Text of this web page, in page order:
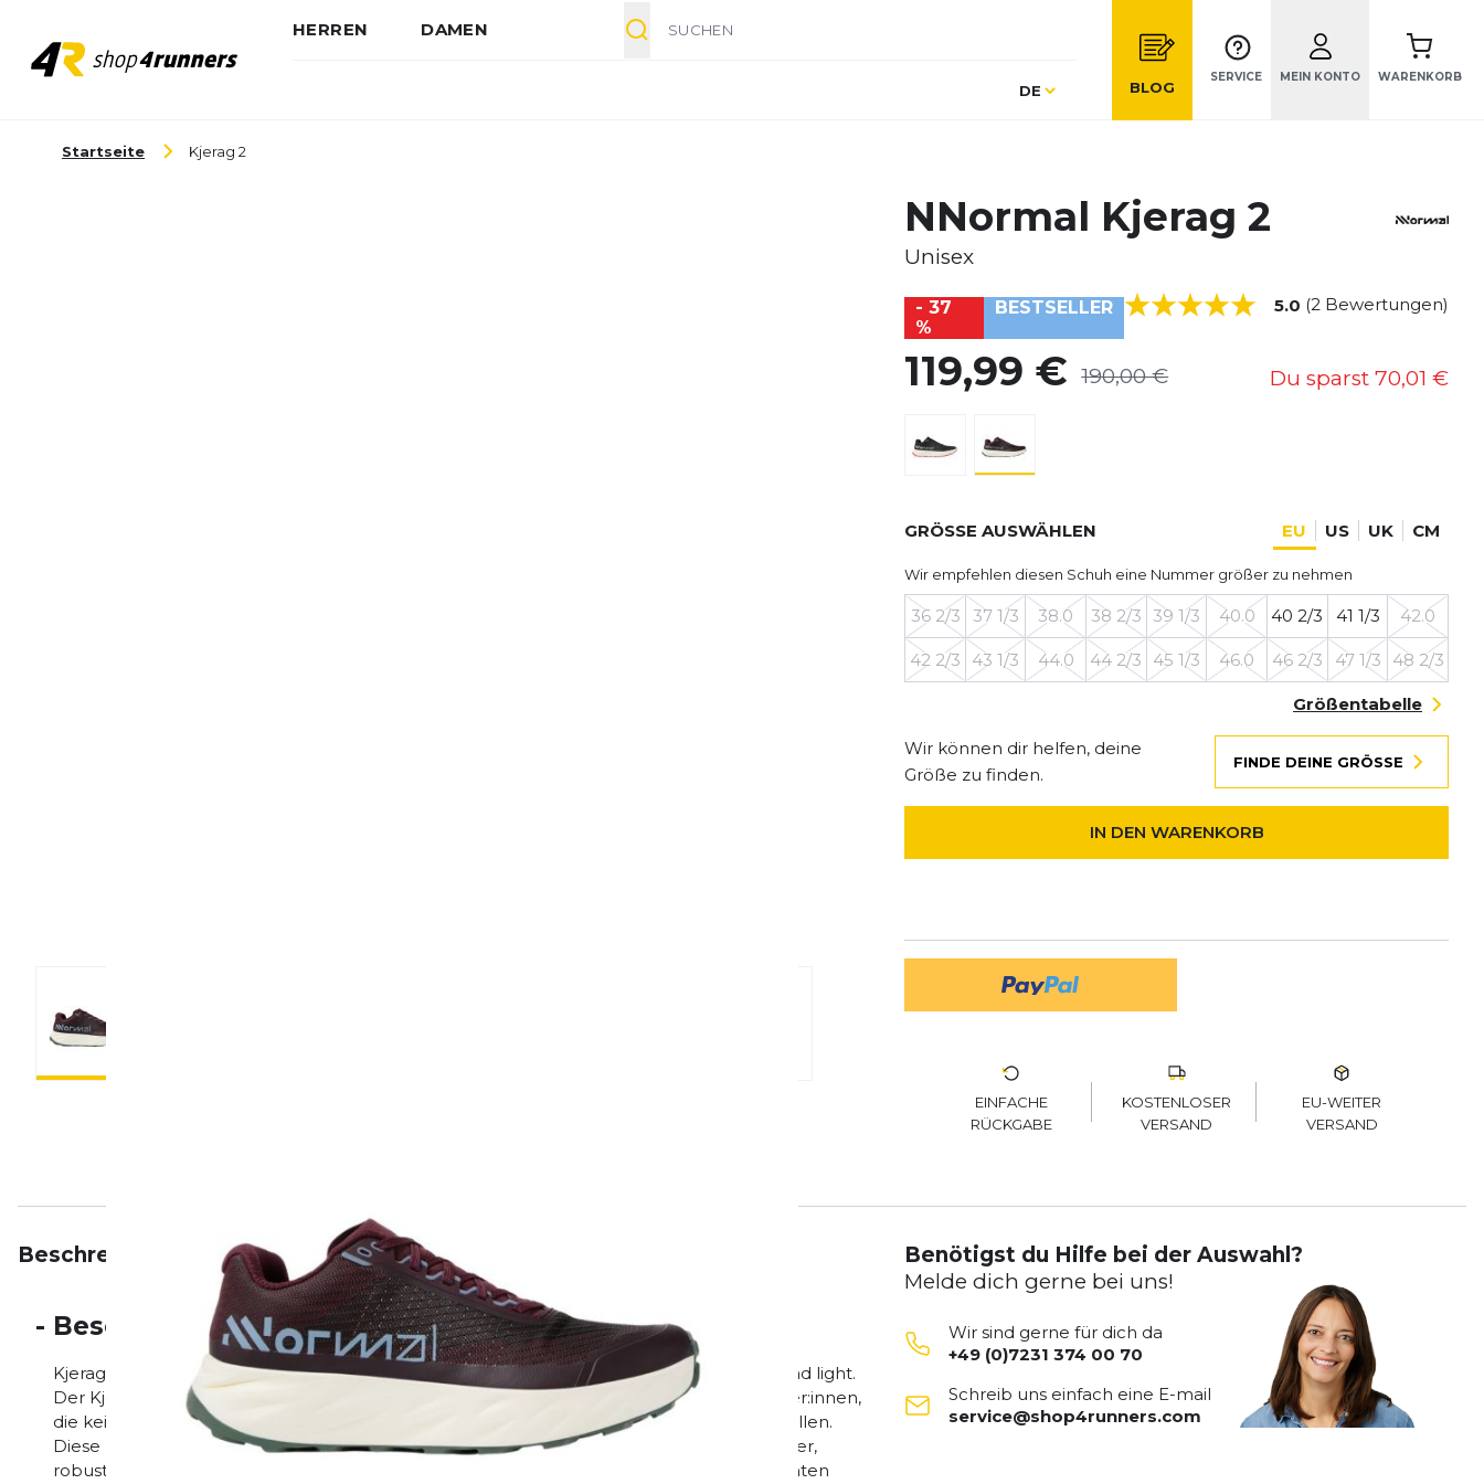
HERREN DAMEN
Sprache
DE BLOG
SERVICE MEIN KONTO WARENKORB
Startseite Kjerag 2
NNormal Kjerag 2
Unisex
- 37
%
BESTSELLER 5.0 (2 Bewertungen)
119,99 € 190,00 € Du sparst 70,01 €
GRÖSSE AUSWÄHLEN EU US UK CM
Wir empfehlen diesen Schuh eine Nummer größer zu nehmen
36 2/3 37 1/3 38.0 38 2/3 39 1/3 40.0 40 2/3 41 1/3 42.0
42 2/3 43 1/3 44.0 44 2/3 45 1/3 46.0 46 2/3 47 1/3 48 2/3
Größentabelle
Wir können dir helfen, deine
Größe zu finden.
FINDE DEINE GRÖSSE
IN DEN WARENKORB
EINFACHE
RÜCKGABE
KOSTENLOSER
VERSAND
EU-WEITER
VERSAND
Beschreibung Eigenschaften Bewertungen
- Beschreibung
Kjerag 2 – Das ultimative Trailrunning-Erlebnis auf höchstem Niveau Be fast. Go hard. Tread light.
Der Kjerag 2 von NNormal hebt Trailrunning auf ein neues Level – für ambitionierte Läufer:innen,
die keine Kompromisse bei Geschwindigkeit, Leichtigkeit und Performance eingehen wollen.
Diese Neuauflage unseres Renn-Flaggschiffs wurde speziell entwickelt, um noch schneller,
robuster und komfortabler zu sein. Top-Leistung in jedem Gelände Dank der neu geformten
Benötigst du Hilfe bei der Auswahl?
Melde dich gerne bei uns!
Wir sind gerne für dich da
+49 (0)7231 374 00 70
Schreib uns einfach eine E-mail
service@shop4runners.com